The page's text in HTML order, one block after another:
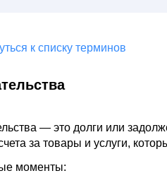
к списку терминов
— это долги или
за товары и услуги,
моменты: